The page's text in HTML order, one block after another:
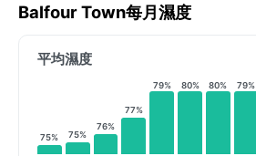
Balfour Town每月濕度
平均濕度
75% 75%
76%
77%
79% 80% 80% 79%